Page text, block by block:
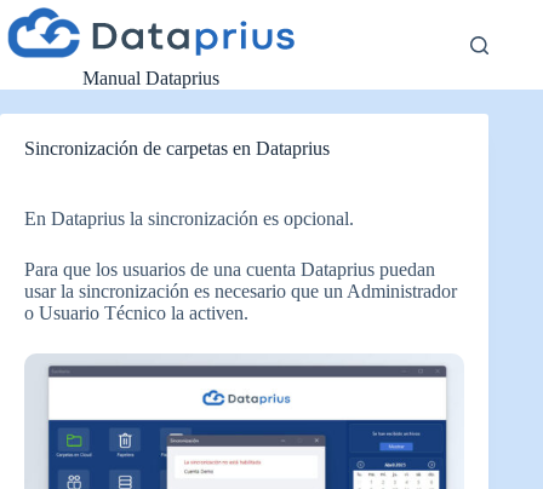
Saltar
al
contenido
Manual Dataprius
Sincronización de carpetas en Dataprius
En Dataprius la sincronización es opcional.
Para que los usuarios de una cuenta Dataprius puedan
usar la sincronización es necesario que un Administrador
o Usuario Técnico la activen.